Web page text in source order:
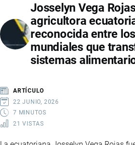
2040:
LA
HOJA
DE
RUTA
TRANSFORMAR
LA
ECONOMÍA
Josselyn Vega
agricultora
reconocida entre
mundiales que
sistemas
ARTÍCULO
22 JUNIO, 2026
7 MINUTOS
21 VISTAS